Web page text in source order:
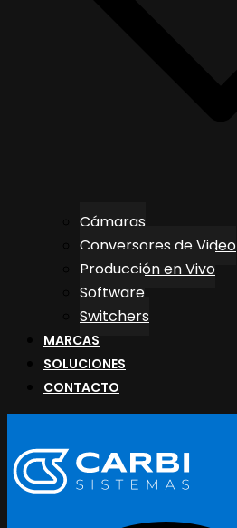
Cámaras
Conversores de Video
Producción en Vivo
Software
Switchers
MARCAS
SOLUCIONES
CONTACTO